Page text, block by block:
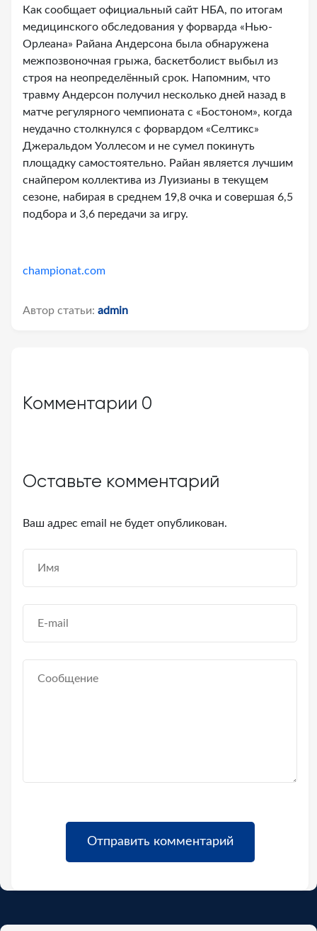
Как сообщает официальный сайт НБА, по итогам
медицинского обследования у форварда «Нью-
Орлеана» Райана Андерсона была обнаружена
межпозвоночная грыжа, баскетболист выбыл из
строя на неопределённый срок. Напомним, что
травму Андерсон получил несколько дней назад в
матче регулярного чемпионата с «Бостоном», когда
неудачно столкнулся с форвардом «Селтикс»
Джеральдом Уоллесом и не сумел покинуть
площадку самостоятельно. Райан является лучшим
снайпером коллектива из Луизианы в текущем
сезоне, набирая в среднем 19,8 очка и совершая 6,5
подбора и 3,6 передачи за игру.
championat.com
Автор статьи: admin
Комментарии 0
Оставьте комментарий
Ваш адрес email не будет опубликован.